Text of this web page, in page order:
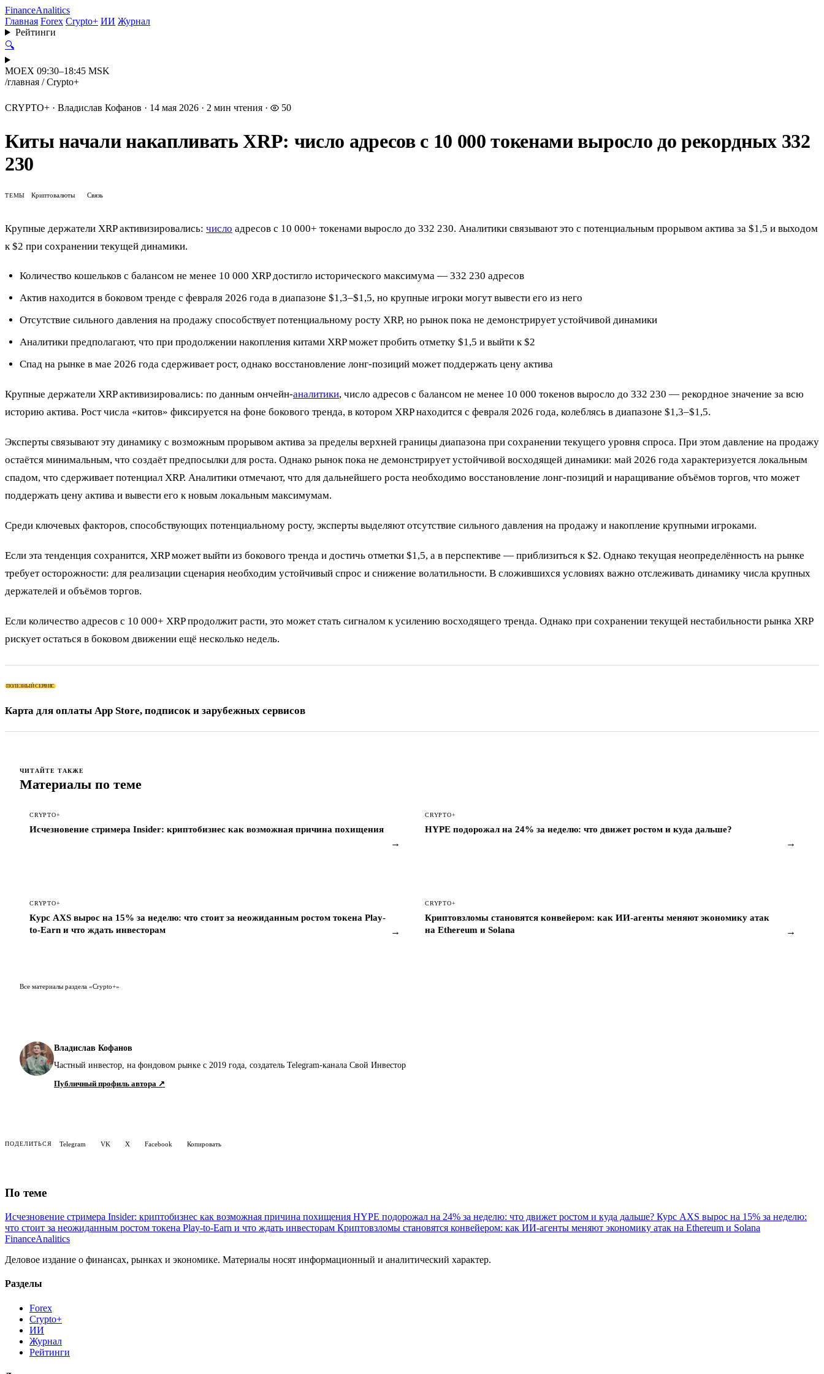
FinanceAnalitics
Главная Forex Crypto+ ИИ Журнал
Рейтинги
🔍
MOEX 09:30–18:45 MSK
/главная / Crypto+
CRYPTO+ · Владислав Кофанов · 14 мая 2026 · 2 мин чтения · 50
Киты начали накапливать XRP: число адресов с 10 000 токенами выросло до рекордных 332
230
ТЕМЫ Криптовалюты Связь
Крупные держатели XRP активизировались: число адресов с 10 000+ токенами выросло до 332 230. Аналитики связывают это с потенциальным прорывом актива за $1,5 и выходом
к $2 при сохранении текущей динамики.
Количество кошельков с балансом не менее 10 000 XRP достигло исторического максимума — 332 230 адресов
Актив находится в боковом тренде с февраля 2026 года в диапазоне $1,3–$1,5, но крупные игроки могут вывести его из него
Отсутствие сильного давления на продажу способствует потенциальному росту XRP, но рынок пока не демонстрирует устойчивой динамики
Аналитики предполагают, что при продолжении накопления китами XRP может пробить отметку $1,5 и выйти к $2
Спад на рынке в мае 2026 года сдерживает рост, однако восстановление лонг-позиций может поддержать цену актива
Крупные держатели XRP активизировались: по данным ончейн-аналитики, число адресов с балансом не менее 10 000 токенов выросло до 332 230 — рекордное значение за всю
историю актива. Рост числа «китов» фиксируется на фоне бокового тренда, в котором XRP находится с февраля 2026 года, колеблясь в диапазоне $1,3–$1,5.
Эксперты связывают эту динамику с возможным прорывом актива за пределы верхней границы диапазона при сохранении текущего уровня спроса. При этом давление на продажу
остаётся минимальным, что создаёт предпосылки для роста. Однако рынок пока не демонстрирует устойчивой восходящей динамики: май 2026 года характеризуется локальным
спадом, что сдерживает потенциал XRP. Аналитики отмечают, что для дальнейшего роста необходимо восстановление лонг-позиций и наращивание объёмов торгов, что может
поддержать цену актива и вывести его к новым локальным максимумам.
Среди ключевых факторов, способствующих потенциальному росту, эксперты выделяют отсутствие сильного давления на продажу и накопление крупными игроками.
Если эта тенденция сохранится, XRP может выйти из бокового тренда и достичь отметки $1,5, а в перспективе — приблизиться к $2. Однако текущая неопределённость на рынке
требует осторожности: для реализации сценария необходим устойчивый спрос и снижение волатильности. В сложившихся условиях важно отслеживать динамику числа крупных
держателей и объёмов торгов.
Если количество адресов с 10 000+ XRP продолжит расти, это может стать сигналом к усилению восходящего тренда. Однако при сохранении текущей нестабильности рынка XRP
рискует остаться в боковом движении ещё несколько недель.
ПОЛЕЗНЫЙ СЕРВИС
Карта для оплаты App Store, подписок и зарубежных сервисов
ЧИТАЙТЕ ТАКЖЕ
Материалы по теме
CRYPTO+
Исчезновение стримера Insider: криптобизнес как возможная причина похищения
→
CRYPTO+
HYPE подорожал на 24% за неделю: что движет ростом и куда дальше?
→
CRYPTO+
Курс AXS вырос на 15% за неделю: что стоит за неожиданным ростом токена Play-
to-Earn и что ждать инвесторам
→
CRYPTO+
Криптовзломы становятся конвейером: как ИИ-агенты меняют экономику атак
на Ethereum и Solana
→
Все материалы раздела «Crypto+»
Владислав Кофанов
Частный инвестор, на фондовом рынке с 2019 года, создатель Telegram-канала Свой Инвестор
Публичный профиль автора ↗
ПОДЕЛИТЬСЯ Telegram VK X Facebook Копировать
По теме
Исчезновение стримера Insider: криптобизнес как возможная причина похищения HYPE подорожал на 24% за неделю: что движет ростом и куда дальше? Курс AXS вырос на 15% за неделю:
что стоит за неожиданным ростом токена Play-to-Earn и что ждать инвесторам Криптовзломы становятся конвейером: как ИИ-агенты меняют экономику атак на Ethereum и Solana
FinanceAnalitics
Деловое издание о финансах, рынках и экономике. Материалы носят информационный и аналитический характер.
Разделы
Forex
Crypto+
ИИ
Журнал
Рейтинги